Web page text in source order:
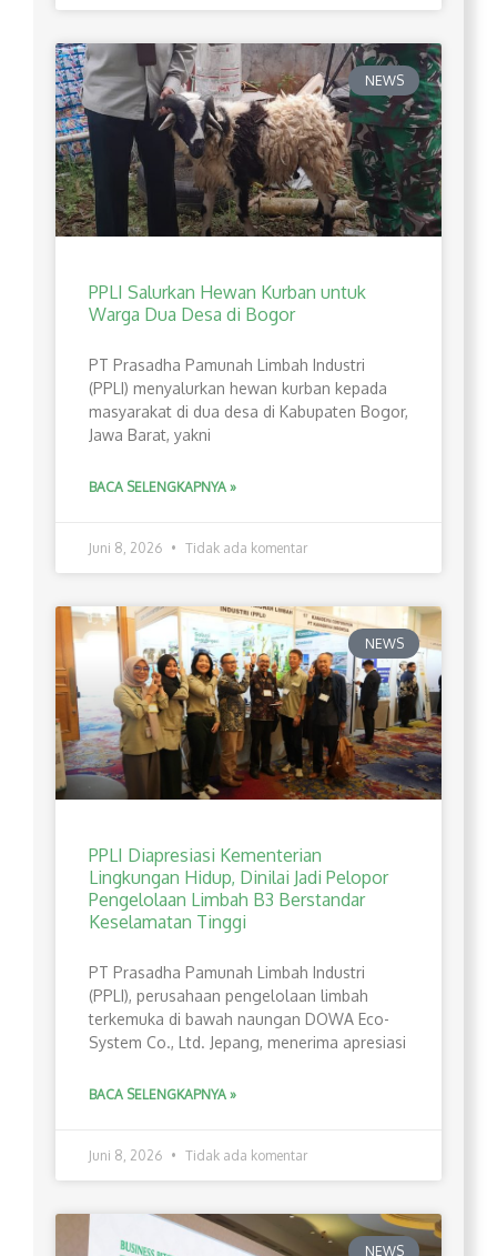
NEWS
PPLI Salurkan Hewan Kurban untuk
Warga Dua Desa di Bogor
PT Prasadha Pamunah Limbah Industri
(PPLI) menyalurkan hewan kurban kepada
masyarakat di dua desa di Kabupaten Bogor,
Jawa Barat, yakni
BACA SELENGKAPNYA »
Juni 8, 2026 Tidak ada komentar
NEWS
PPLI Diapresiasi Kementerian
Lingkungan Hidup, Dinilai Jadi Pelopor
Pengelolaan Limbah B3 Berstandar
Keselamatan Tinggi
PT Prasadha Pamunah Limbah Industri
(PPLI), perusahaan pengelolaan limbah
terkemuka di bawah naungan DOWA Eco-
System Co., Ltd. Jepang, menerima apresiasi
BACA SELENGKAPNYA »
Juni 8, 2026 Tidak ada komentar
NEWS